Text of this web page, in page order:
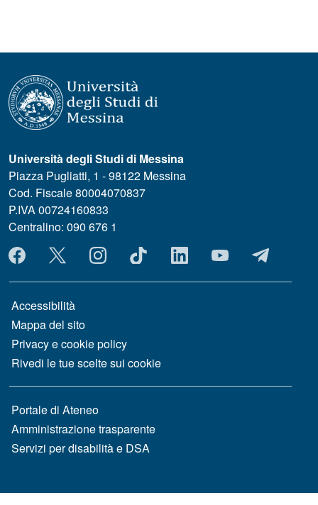
Università degli Studi di Messina
Piazza Pugliatti, 1 - 98122 Messina
Cod. Fiscale 80004070837
P.IVA 00724160833
Centralino: 090 676 1
MENÙ SOCIAL
MENÙ FOOTER 1
Accessibilità
Mappa del sito
Privacy e cookie policy
Rivedi le tue scelte sui cookie
MENÙ FOOTER 2
Portale di Ateneo
Amministrazione trasparente
Servizi per disabilità e DSA